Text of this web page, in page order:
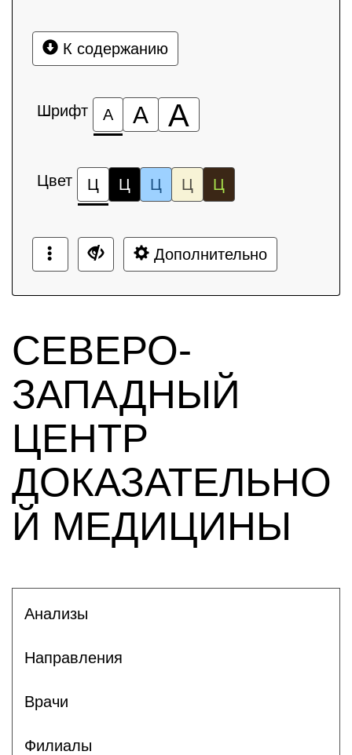
К содержанию
Шрифт А А А
Цвет Ц Ц Ц Ц Ц
Дополнительно
СЕВЕРО-
ЗАПАДНЫЙ
ЦЕНТР
ДОКАЗАТЕЛЬНО
Й МЕДИЦИНЫ
Анализы
Направления
Врачи
Филиалы